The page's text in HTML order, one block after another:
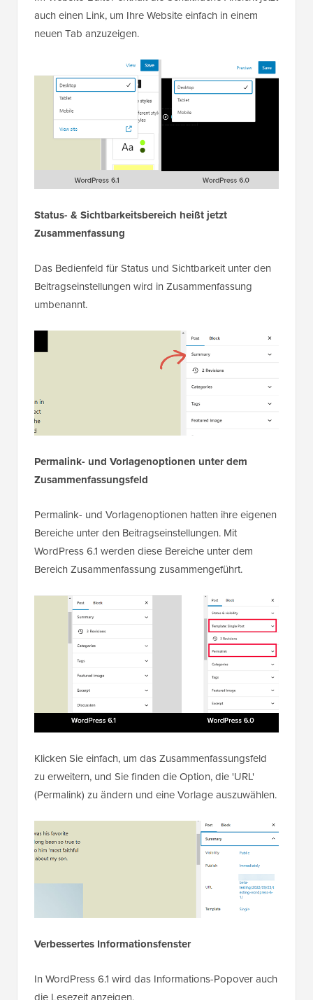
auch einen Link, um Ihre Website einfach in einem
neuen Tab anzuzeigen.
Status- & Sichtbarkeitsbereich heißt jetzt
Zusammenfassung
Das Bedienfeld für Status und Sichtbarkeit unter den
Beitragseinstellungen wird in Zusammenfassung
umbenannt.
Permalink- und Vorlagenoptionen unter dem
Zusammenfassungsfeld
Permalink- und Vorlagenoptionen hatten ihre eigenen
Bereiche unter den Beitragseinstellungen. Mit
WordPress 6.1 werden diese Bereiche unter dem
Bereich Zusammenfassung zusammengeführt.
Klicken Sie einfach, um das Zusammenfassungsfeld
zu erweitern, und Sie finden die Option, die 'URL'
(Permalink) zu ändern und eine Vorlage auszuwählen.
Verbessertes Informationsfenster
In WordPress 6.1 wird das Informations-Popover auch